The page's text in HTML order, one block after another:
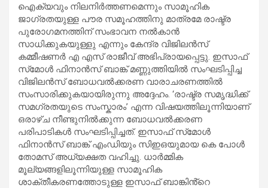
ഐക്യവും നിലനിർത്തണമെന്നും സാമൂഹിക
ജാഗ്രതയുള്ള പൗര സമൂഹത്തിനു മാത്രമേ രാഷ്ട്ര
പുരോഗമനത്തിന് സംഭാവന നൽകാൻ
സാധിക്കുകയുള്ളു എന്നും കേന്ദ്ര വിജിലൻസ്
കമ്മീഷണർ എ എസ് രാജീവ് അഭിപ്രായപ്പെട്ടു. ഇസാഫ്
സ്‌മോൾ ഫിനാൻസ് ബാങ്ക് മണ്ണുത്തിയിൽ സംഘടിപ്പിച്ച
വിജിലൻസ് ബോധവൽക്കരണ വാരാചരണത്തിൽ
സംസാരിക്കുകയായിരുന്നു അദ്ദേഹം. ‘രാഷ്ട്ര സമൃദ്ധിക്ക്
സമഗ്രതയുടെ സംസ്കാരം’ എന്ന വിഷയത്തിലൂന്നിയാണ്
ഒരാഴ്ച നീണ്ടുനിൽക്കുന്ന ബോധവൽക്കരണ
പരിപാടികൾ സംഘടിപ്പിച്ചത്. ഇസാഫ് സ്‌മോൾ
ഫിനാൻസ് ബാങ്ക് എംഡിയും സിഇഒയുമായ കെ പോൾ
തോമസ് അധ്യക്ഷത വഹിച്ചു. ധാർമ്മിക
മൂല്യങ്ങളിലൂന്നിയുള്ള സാമൂഹിക
ശാക്തീകരണത്തോടുള്ള ഇസാഫ് ബാങ്കിൻ്റെ